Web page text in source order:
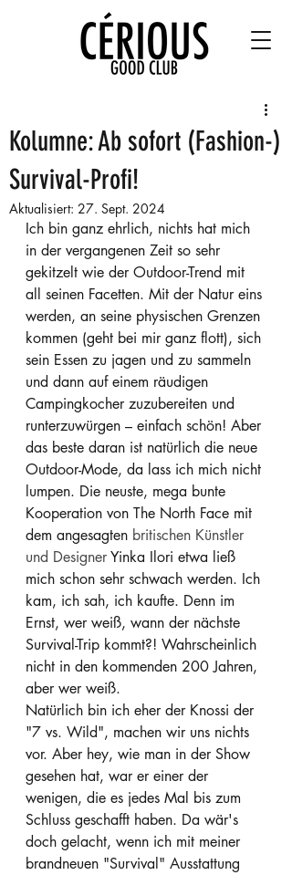
Kolumne: Ab sofort (Fashion-)
Survival-Profi!
Aktualisiert: 27. Sept. 2024
Ich bin ganz ehrlich, nichts hat mich
in der vergangenen Zeit so sehr
gekitzelt wie der Outdoor-Trend mit
all seinen Facetten. Mit der Natur eins
werden, an seine physischen Grenzen
kommen (geht bei mir ganz flott), sich
sein Essen zu jagen und zu sammeln
und dann auf einem räudigen
Campingkocher zuzubereiten und
runterzuwürgen – einfach schön! Aber
das beste daran ist natürlich die neue
Outdoor-Mode, da lass ich mich nicht
lumpen. Die neuste, mega bunte
Kooperation von The North Face mit
dem angesagten britischen Künstler
und Designer Yinka Ilori etwa ließ
mich schon sehr schwach werden. Ich
kam, ich sah, ich kaufte. Denn im
Ernst, wer weiß, wann der nächste
Survival-Trip kommt?! Wahrscheinlich
nicht in den kommenden 200 Jahren,
aber wer weiß.
Natürlich bin ich eher der Knossi der
"7 vs. Wild", machen wir uns nichts
vor. Aber hey, wie man in der Show
gesehen hat, war er einer der
wenigen, die es jedes Mal bis zum
Schluss geschafft haben. Da wär's
doch gelacht, wenn ich mit meiner
brandneuen "Survival" Ausstattung